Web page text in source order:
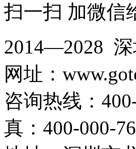
扫一扫 加微信
2014—2028
网址：
咨询热线：
真：400-000-